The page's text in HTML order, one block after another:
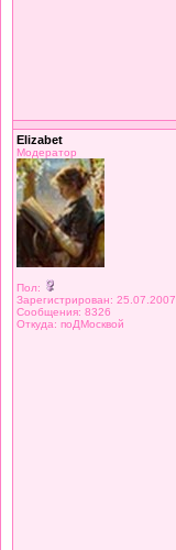
Elizabet
Модератор
Пол:
Зарегистрирован: 25.07.2007
Сообщения: 8326
Откуда: поДМосквой